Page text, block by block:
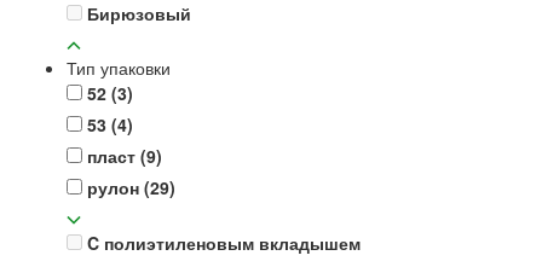
Бирюзовый
Тип упаковки
52 (3)
53 (4)
пласт (9)
рулон (29)
C полиэтиленовым вкладышем